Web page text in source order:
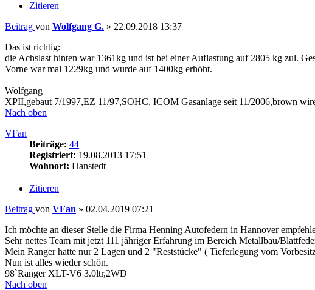
Zitieren
Beitrag von Wolfgang G. » 22.09.2018 13:37
Das ist richtig:
die Achslast hinten war 1361kg und ist bei einer Auflastung auf 2805 kg zul.
Vorne war mal 1229kg und wurde auf 1400kg erhöht.
Wolfgang
XPII,gebaut 7/1997,EZ 11/97,SOHC, ICOM Gasanlage seit 11/2006,brown
Nach oben
VFan
Beiträge: 44
Registriert: 19.08.2013 17:51
Wohnort: Hanstedt
Zitieren
Beitrag von VFan » 02.04.2019 07:21
Ich möchte an dieser Stelle die Firma Henning Autofedern in Hannover
Sehr nettes Team mit jetzt 111 jähriger Erfahrung im Bereich Metallbau/
Mein Ranger hatte nur 2 Lagen und 2 "Reststücke" ( Tieferlegung vom
Nun ist alles wieder schön.
98`Ranger XLT-V6 3.0ltr,2WD
Nach oben